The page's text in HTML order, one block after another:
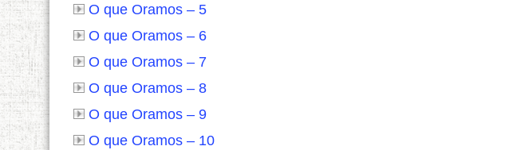
O que Oramos – 5
O que Oramos – 6
O que Oramos – 7
O que Oramos – 8
O que Oramos – 9
O que Oramos – 10